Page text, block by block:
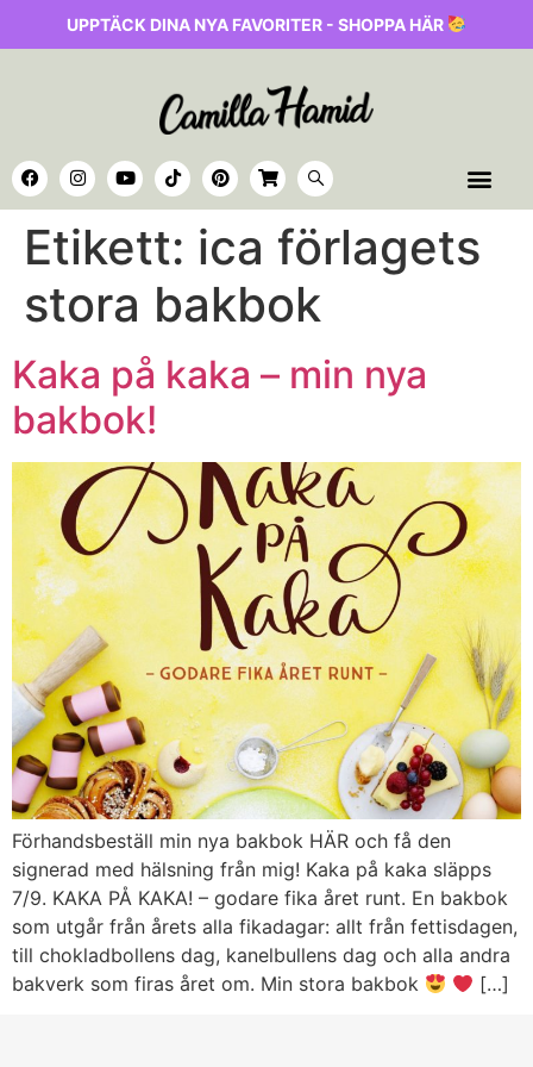
UPPTÄCK DINA NYA FAVORITER - SHOPPA HÄR
Etikett: ica förlagets
stora bakbok
Kaka på kaka – min nya
bakbok!
Förhandsbeställ min nya bakbok HÄR och få den
signerad med hälsning från mig! Kaka på kaka släpps
7/9. KAKA PÅ KAKA! – godare fika året runt. En bakbok
som utgår från årets alla fikadagar: allt från fettisdagen,
till chokladbollens dag, kanelbullens dag och alla andra
bakverk som firas året om. Min stora bakbok
[…]